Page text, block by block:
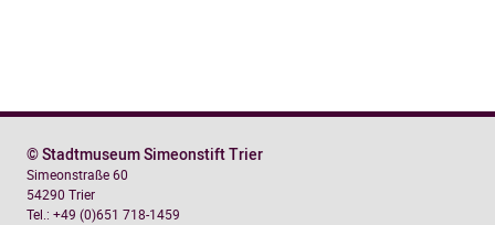
© Stadtmuseum Simeonstift Trier
Simeonstraße 60
54290 Trier
Tel.: +49 (0)651 718-1459